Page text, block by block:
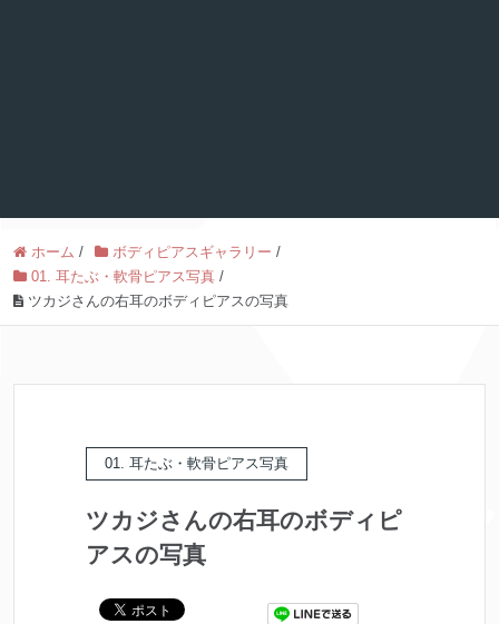
ホーム / ボディピアスギャラリー /
01. 耳たぶ・軟骨ピアス写真 /
ツカジさんの右耳のボディピアスの写真
01. 耳たぶ・軟骨ピアス写真
ツカジさんの右耳のボディピ
アスの写真